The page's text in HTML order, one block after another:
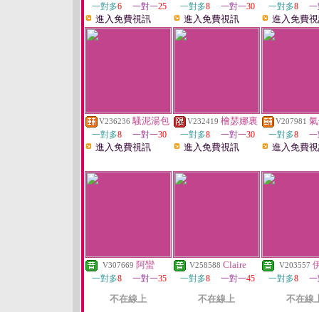
一對多6 一對一25
進入免費視訊
一對多8 一對一30
進入免費視訊
一對多8
進入免費
V236236 騷泥湯包
一對多8 一對一30
進入免費視訊
V232419 檜瑟娜裏
一對多8 一對一30
進入免費視訊
V207981
一對多8
進入免費
V307669 阿蠻
一對多8 一對一35
不在線上
V258588 Claire
一對多8 一對一45
不在線上
V203557
一對多8
不在線